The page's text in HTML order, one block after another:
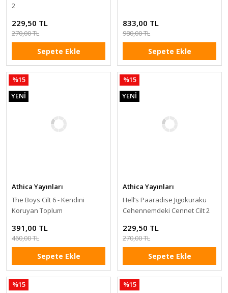
2
229,50 TL
270,00 TL
Sepete Ekle
833,00 TL
980,00 TL
Sepete Ekle
%15
YENİ
Athica Yayınları
The Boys Cilt 6 - Kendini
Koruyan Toplum
391,00 TL
460,00 TL
Sepete Ekle
%15
YENİ
Athica Yayınları
Hell’s Paaradise Jigokuraku
Cehennemdeki Cennet Cilt 2
229,50 TL
270,00 TL
Sepete Ekle
%15
%15